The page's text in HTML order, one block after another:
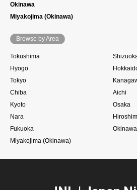
Okinawa
Miyakojima (Okinawa)
Browse by Area
Tokushima
Hyogo
Tokyo
Chiba
Aichi
Kyoto
Osaka
Nara
Fukuoka
Okinawa
Miyakojima (Okinawa)